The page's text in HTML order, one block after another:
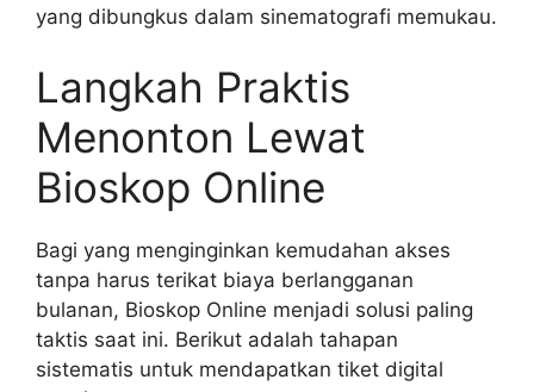
yang dibungkus dalam sinematografi memukau.
Langkah Praktis
Menonton Lewat
Bioskop Online
Bagi yang menginginkan kemudahan akses
tanpa harus terikat biaya berlangganan
bulanan, Bioskop Online menjadi solusi paling
taktis saat ini. Berikut adalah tahapan
sistematis untuk mendapatkan tiket digital